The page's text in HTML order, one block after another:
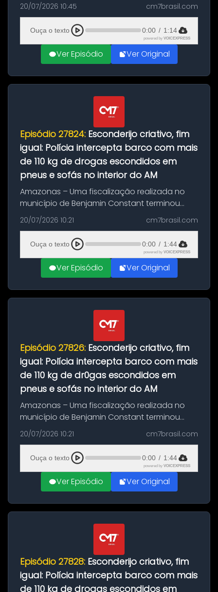
de São Sebastião do Uatumã, no interior do
Amazonas. A colisão ocorreu n...
20/07/2026 10:45 cm7brasil.com
Ouça o texto 0:00 / 1:14
powered by VOICEXPRESS
Ver Episódio Ver Original
Episódio 27824: Esconderijo criativo, fim
igual: Polícia intercepta barco com mais
de 110 kg de drogas escondidos em
pneus e sofás no interior do AM
Amazonas – Uma fiscalização realizada no
município de Benjamin Constant terminou
com a apreensão de aproximadamente 115
quilos de entorpecentes em uma
embarcação atracada no porto da cidade. O
materia...
20/07/2026 10:21 cm7brasil.com
Ouça o texto 0:00 / 1:44
powered by VOICEXPRESS
Ver Episódio Ver Original
Episódio 27826: Esconderijo criativo, fim
igual: Polícia intercepta barco com mais
de 110 kg de dr0gas escondidos em
pneus e sofás no interior do AM
Amazonas – Uma fiscalização realizada no
município de Benjamin Constant terminou
com a apreensão de aproximadamente 115
quilos de entorpecentes em uma
embarcação atracada no porto da cidade. O
materia...
20/07/2026 10:21 cm7brasil.com
Ouça o texto 0:00 / 1:44
powered by VOICEXPRESS
Ver Episódio Ver Original
Episódio 27828: Esconderijo criativo, fim
igual: Polícia intercepta barco com mais
de 110 kg de drogas escondidos em